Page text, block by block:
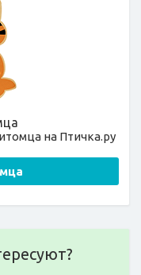
на Птичка.ру